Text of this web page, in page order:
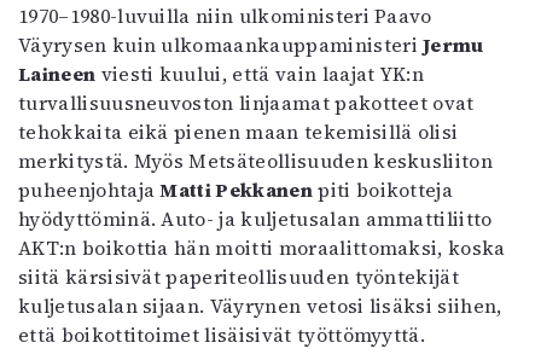
1970–1980-luvuilla niin ulkoministeri Paavo
Väyrysen kuin ulkomaankauppaministeriJermu
Laineen viesti kuului, että vain laajat YK:n
turvallisuusneuvoston linjaamat pakotteet ovat
tehokkaita eikä pienen maan tekemisillä olisi
merkitystä. Myös Metsäteollisuuden keskusliiton
puheenjohtajaMatti Pekkanenpiti boikotteja
hyödyttöminä. Auto- ja kuljetusalan ammattiliitto
AKT:n boikottia hän moitti moraalittomaksi, koska
siitä kärsisivät paperiteollisuuden työntekijät
kuljetusalan sijaan. Väyrynen vetosi lisäksi siihen,
että boikottitoimet lisäisivät työttömyyttä.